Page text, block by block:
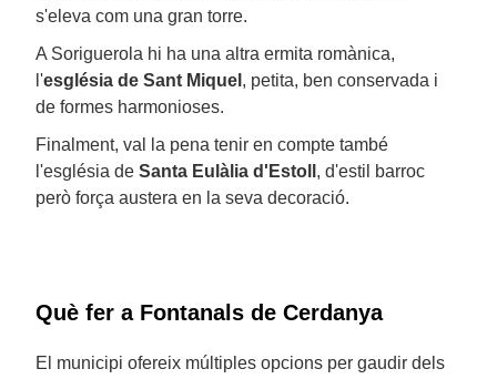
s'eleva com una gran torre.
A Soriguerola hi ha una altra ermita romànica,
l'església de Sant Miquel , petita, ben conservada i
de formes harmonioses.
Finalment, val la pena tenir en compte també
l'església de Santa Eulàlia d'Estoll , d'estil barroc
però força austera en la seva decoració.
Què fer a Fontanals de Cerdanya
El municipi ofereix múltiples opcions per gaudir dels